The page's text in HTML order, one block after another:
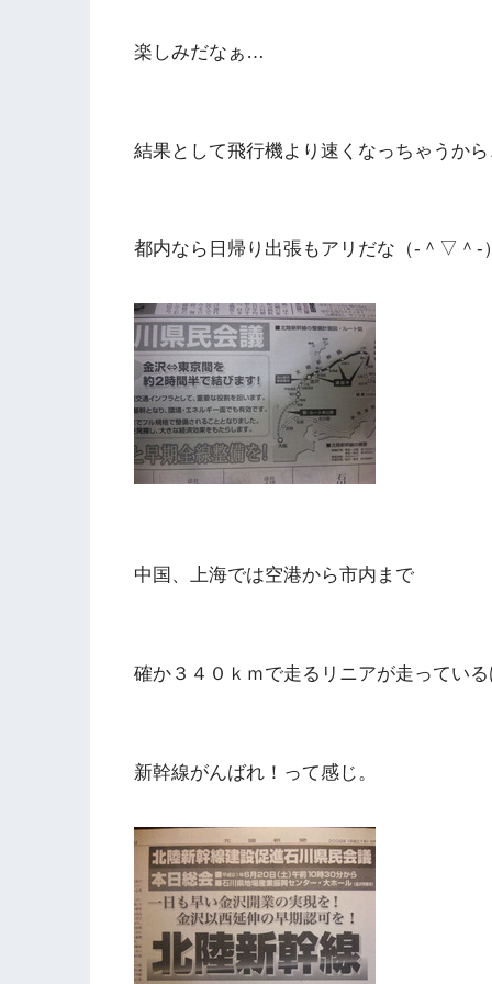
楽しみだなぁ…
結果として飛行機より速くなっちゃうか
都内なら日帰り出張もアリだな（‐＾▽＾‐
中国、上海では空港から市内まで
確か３４０ｋｍで走るリニアが走ってい
新幹線がんばれ！って感じ。